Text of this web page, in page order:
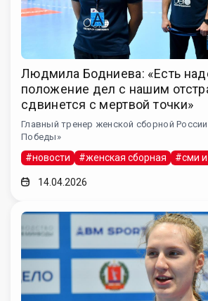
Людмила Бодниева: «Есть
положение дел с нашим
сдвинется с мертвой точки»
Главный тренер женской сборной России
Победы»
#новости #женская сборная #сми и
14.04.2026